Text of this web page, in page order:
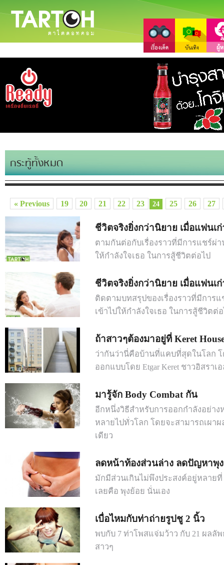
กระทู้ทั้งหมด
« Previous 19 20 21 22 23 24 25 26 27
ชีวิตจริงยิ่งกว่านิยาย เมื่อแฟนเ
ตามกันต่อกับเรื่องราวที่มีการแชร์ผ่า
ให้กำลังใจเธอ ในการสู้ชีวิตต่อไป
ชีวิตจริงยิ่งกว่านิยาย เมื่อแฟนเ
ติดตามบทสรุปของเรื่องราวที่มีการแ
เข้าไปให้กำลังใจเธอ ในการสู้ชีวิตต่
ถ้าสาวๆต้องมาอยู่ที่ Keret
ว่ากันว่านี่คือบ้านที่แคบที่สุดในโลก โ
ออกแบบโดย Etgar Keret ชาวอิสราเ
มารู้จัก Body Combat กัน
อีกหนึ่งวิธีสำหรับการออกกำลังอย่า
หลายไปทั่วโลก โดยจะสามารถเผา
เดียว
ลดหน้าท้องส่วนล่าง ลดปัญหาพุ
มักมีส่วนเกินไม่พึงประสงค์อยู่หลาย
เลยคือ พุงย้อย นั่นเอง
เบื่อไหมกับท่าถ่ายรูปชู 2 นิ้ว
พบกับ 7 ท่าโพสแจ่มว้าว กับ 21 ผลลั
สาวๆ